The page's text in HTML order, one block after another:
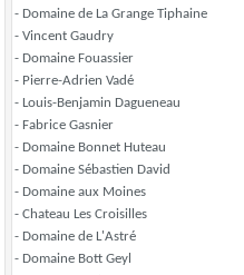
- Domaine de La Grange Tiphaine
- Vincent Gaudry
- Domaine Fouassier
- Pierre-Adrien Vadé
- Louis-Benjamin Dagueneau
- Fabrice Gasnier
- Domaine Bonnet Huteau
- Domaine Sébastien David
- Domaine aux Moines
- Chateau Les Croisilles
- Domaine de L'Astré
- Domaine Bott Geyl